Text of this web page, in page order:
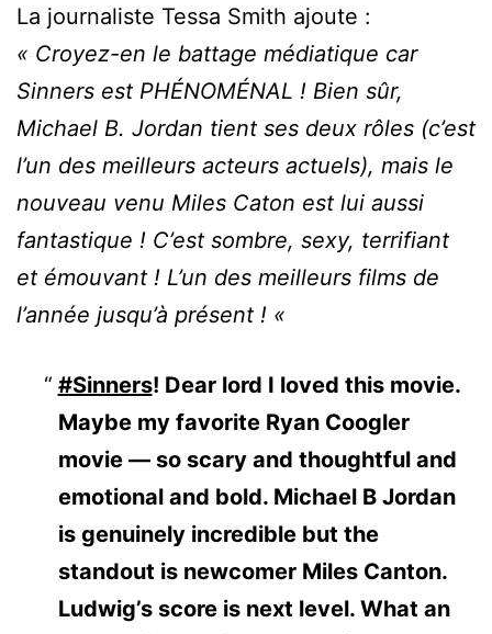
La journaliste Tessa Smith ajoute :
« Croyez-en le battage médiatique car
Sinners est PHÉNOMÉNAL ! Bien sûr,
Michael B. Jordan tient ses deux rôles (c’est
l’un des meilleurs acteurs actuels), mais le
nouveau venu Miles Caton est lui aussi
fantastique ! C’est sombre, sexy, terrifiant
et émouvant ! L’un des meilleurs films de
l’année jusqu’à présent ! «
#Sinners! Dear lord I loved this movie.
Maybe my favorite Ryan Coogler
movie — so scary and thoughtful and
emotional and bold. Michael B Jordan
is genuinely incredible but the
standout is newcomer Miles Canton.
Ludwig’s score is next level. What an